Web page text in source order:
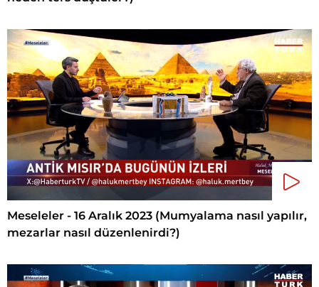
Meseleler - 16 Aralık 2023 (Mumyalama nasıl yapılır,
mezarlar nasıl düzenlenirdi?)